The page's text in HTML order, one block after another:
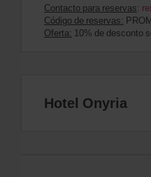
Contacto para reservas:
Código de reservas:
Oferta: 10% de desconto
Hotel Onyria